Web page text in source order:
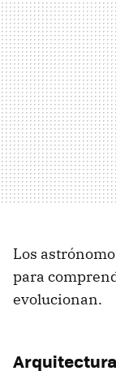
Los
para
evolucionan.